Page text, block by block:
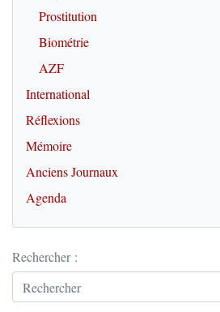
Prostitution
Biométrie
AZF
International
Réflexions
Mémoire
Anciens Journaux
Agenda
Rechercher :